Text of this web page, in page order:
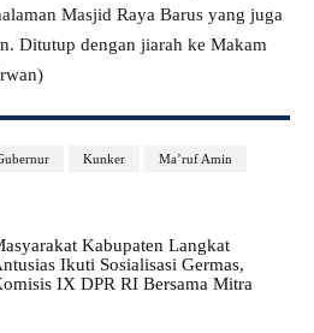
Masjid Raya Barus yang juga
Ditutup dengan jiarah ke Makam
Kunker Ma’ruf Amin
Kabupaten Langkat
Ikuti Sosialisasi Germas,
IX DPR RI Bersama Mitra